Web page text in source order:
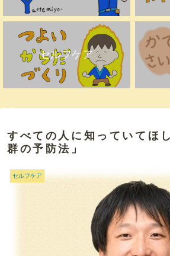
セルフケア
すべての人に知っていてほ
群の予防法」
セルフケア